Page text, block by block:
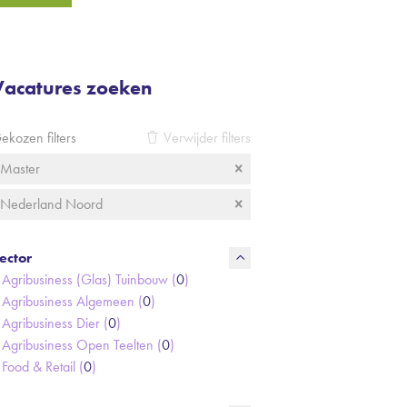
zoeken
filters
Verwijder filters
Master
Nederland Noord
Agribusiness (Glas) Tuinbouw (0)
Agribusiness Algemeen (0)
Agribusiness Dier (0)
Agribusiness Open Teelten (0)
Food & Retail (0)